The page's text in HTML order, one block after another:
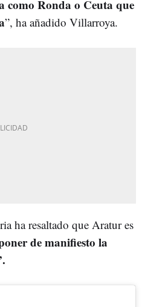
como Ronda o Ceuta que
”, ha añadido Villarroya.
ha resaltado que Aratur es
de manifiesto la